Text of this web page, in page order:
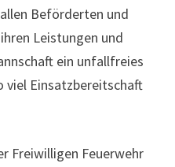
Beförderten und
Leistungen und
ein unfallfreies
viel Einsatzbereitschaft
Freiwilligen Feuerwehr